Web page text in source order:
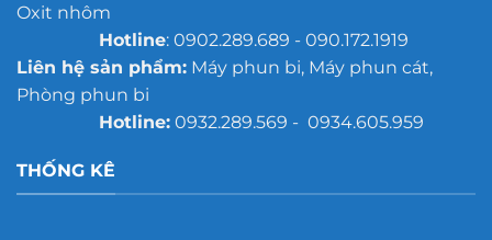
Oxit nhôm
Hotline: 0902.289.689 - 090.172.1919
Liên hệ sản phẩm:Máy phun bi, Máy phun cát,
Phòng phun bi
Hotline:0932.289.569 - 0934.605.959
THỐNG KÊ